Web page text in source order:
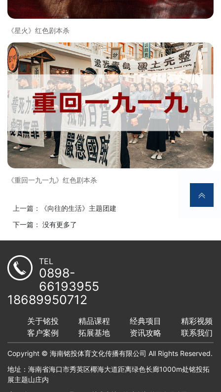
《星火》红色剧本杀
《重回一九一九》红色剧本杀
上一篇：《向往的生活》主题团建
下一篇： 没有更多了
TEL
0898-
66193955
18689950712
关于铭投 精品课程 经典项目
精彩视频
客户案例
拓展基地 资讯攻略 联系我们
Copyright © 海南铭投体育文化传播有限公司 All Rights Reserved.
地址：海南省海口市秀英区椰海大道距离绿色长廊1000m处铭投拓
展主题山庄内